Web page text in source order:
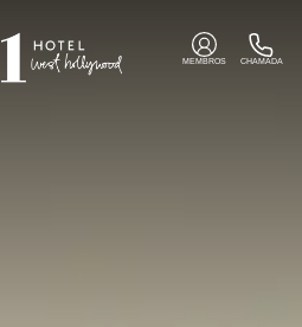
MEMBROS CHAMADA